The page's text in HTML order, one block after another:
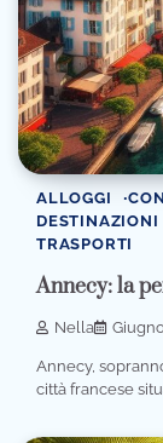
ALLOGGI
DESTINAZIONI
TRASPORTI
Annecy: la
Nella
Annecy,
città francese